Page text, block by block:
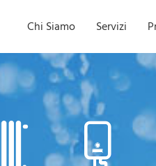
Chi Siamo Servizi